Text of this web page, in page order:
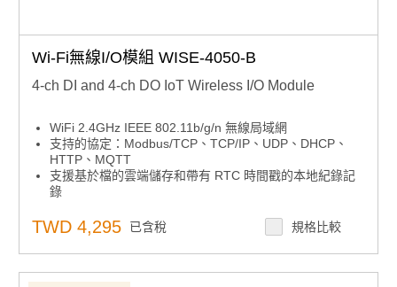
Wi-Fi無線I/O模組 WISE-4050-B
4-ch DI and 4-ch DO IoT Wireless I/O Module
WiFi 2.4GHz IEEE 802.11b/g/n 無線局域網
支持的協定：Modbus/TCP、TCP/IP、UDP、DHCP、
HTTP、MQTT
支援基於檔的雲端儲存和帶有 RTC 時間戳的本地紀錄記
錄
直接由行動裝置配置，無需安裝軟體或應用程式
TWD 4,295 已含稅 規格比較